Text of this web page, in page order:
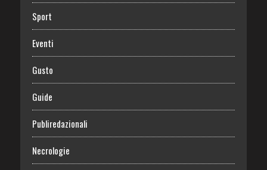
Sport
Eventi
Gusto
Guide
Publiredazionali
Necrologie